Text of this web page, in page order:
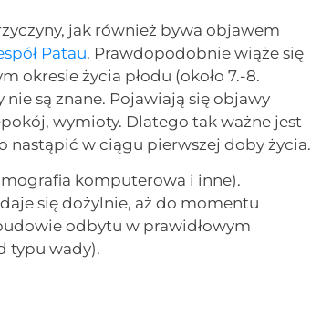
jak również bywa objawem
Patau. Prawdopodobnie wiąże się
okresie życia płodu (około 7.-8.
są znane. Pojawiają się objawy
wymioty. Dlatego tak ważne jest
nastąpić w ciągu pierwszej doby życia.
komputerowa i inne).
się dożylnie, aż do momentu
odbytu w prawidłowym
typu wady).